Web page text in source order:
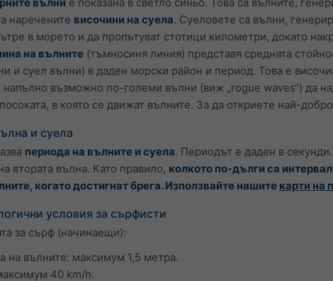
наречените височини на суела. Суеловете са вълни,
в морето и да пропътуват стотици километри, докато
на вълните (тъмносиня линия) представя средната
и суел вълни) в даден морски район и период. Това е
напълно възможно по-големи вълни (виж „rogue waves“) да
в която се движат вълните. За да откриете най-
и суела
периода на вълните и суела. Периодът е даден в
втората вълна. Като правило, колкото по-дълги са
когато достигнат брега. Използвайте нашите карти на
условия за сърфисти
за сърф (начинаещи):
на вълните: максимум 1,5 метра.
40 km/h.